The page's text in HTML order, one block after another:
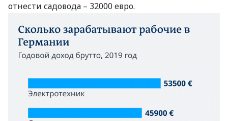
отнести садовода – 32000 евро.